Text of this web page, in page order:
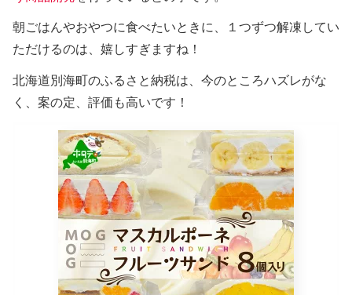
朝ごはんやおやつに食べたいときに、１つずつ解凍してい
ただけるのは、嬉しすぎますね！
北海道別海町のふるさと納税は、今のところハズレがな
く、案の定、評価も高いです！